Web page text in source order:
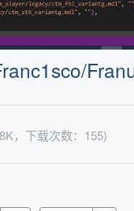
，下载次数：155)